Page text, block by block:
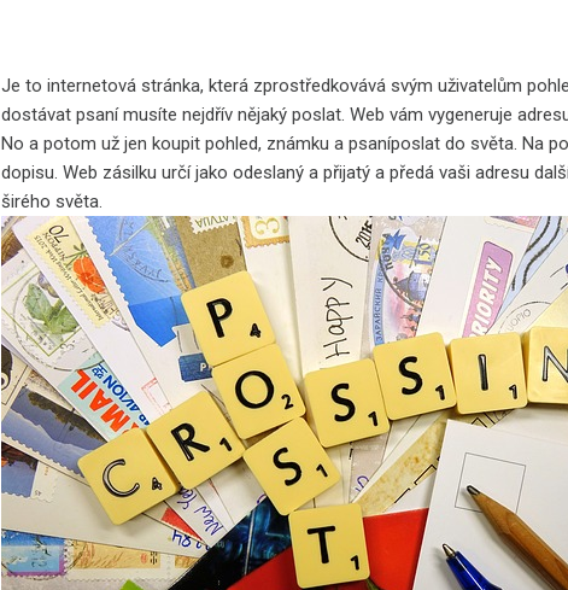
Je to internetová stránka, která zprostředkovává svým uživatelům
dostávat psaní musíte nejdřív nějaký poslat. Web vám vygeneruje
No a potom už jen koupit pohled, známku a psaníposlat do světa. Na
dopisu. Web zásilku určí jako odeslaný a přijatý a předá vaši adresu
širého světa.